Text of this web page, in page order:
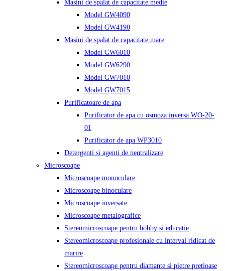
Masini de spalat de capacitate medie
Model GW4090
Model GW4190
Masini de spalat de capacitate mare
Model GW6010
Model GW6290
Model GW7010
Model GW7015
Purificatoare de apa
Purificator de apa cu osmoza inversa WO-20-
01
Purificator de apa WP3010
Detergenti si agenti de neutralizare
Microscoape
Microscoape monoculare
Microscoape binoculare
Microscoape inversate
Microscoape metalografice
Stereomicroscoape pentru hobby si educatie
Stereomicroscoape profesionale cu interval ridicat de
marire
Stereomicroscoape pentru diamante si pietre pretioase